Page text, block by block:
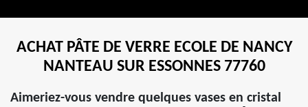
ACHAT PÂTE DE VERRE ECOLE DE NANCY
NANTEAU SUR ESSONNES 77760
Aimeriez-vous vendre quelques vases en cristal